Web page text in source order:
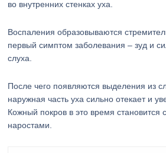
во внутренних стенках уха.
Воспаления образовываются
первый симптом заболевания – зуд и
слуха.
После чего появляются выделения из
наружная часть уха сильно отекает и
Кожный покров в это время становится
наростами.